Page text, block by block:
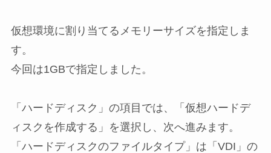
仮想環境に割り当てるメモリーサイズを指定しま
す。
今回は1GBで指定しました。
「ハードディスク」の項目では、「仮想ハードデ
ィスクを作成する」を選択し、次へ進みます。
「ハードディスクのファイルタイプ」は「VDI」の